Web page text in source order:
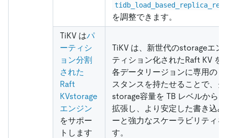
を調整できます。
TiKV はパ
ーティシ
ョン分割
された
Raft
KVstorage
エンジン
をサポー
トします
TiKV は、新世代のstorageエン
ティション化されたRaft KV を
各データリージョンに専用の
スタンスを持たせることで、
storage容量を TB レベルから
拡張し、より安定した書き込
ーと強力なスケーラビリティ
す。